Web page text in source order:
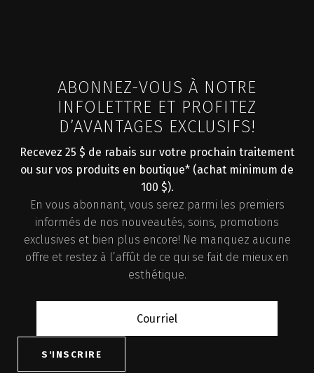
ABONNEZ-VOUS À NOTRE
INFOLETTRE ET PROFITEZ
D’AVANTAGES EXCLUSIFS!
Recevez 25 $ de rabais sur votre prochain traitement
ou sur vos produits en boutique* (achat minimum de
100 $).
En vous abonnant, vous serez parmi les premiers
informés de nos nouveautés, soins, promotions
exclusives et bien plus encore! Ne manquez aucune
offre et restez à l’affût de ce qui se fait de mieux en
esthétique.